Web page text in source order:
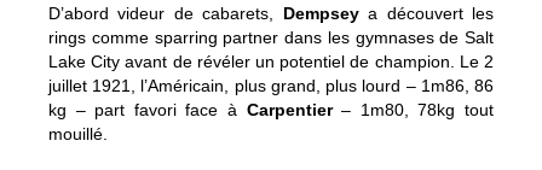
D’abord videur de cabarets, Dempseya découvert les
rings comme sparring partner dans les gymnases de Salt
Lake City avant de révéler un potentiel de champion. Le 2
juillet 1921, l’Américain, plus grand, plus lourd – 1m86, 86
kg – part favori face à Carpentier– 1m80, 78kg tout
mouillé.